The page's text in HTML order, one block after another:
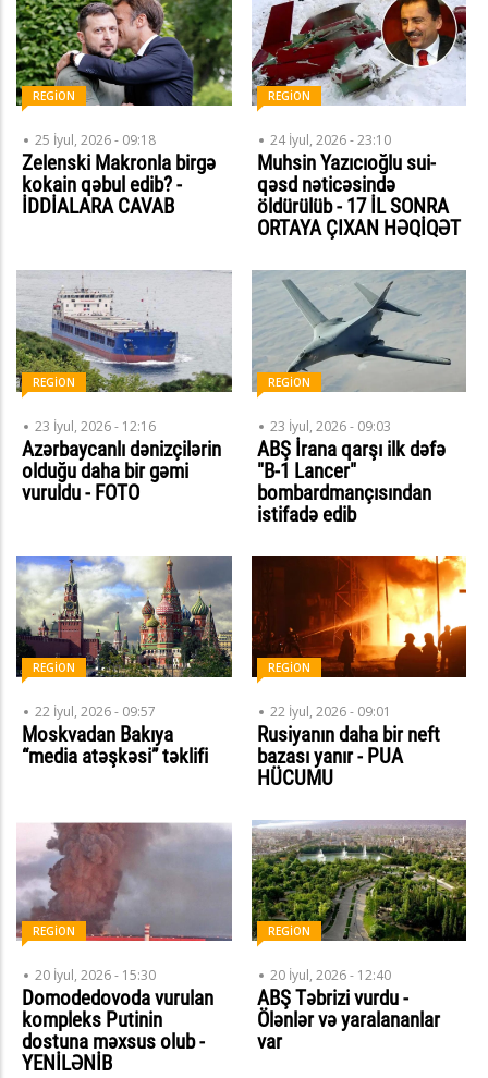
REGİON
25 İyul, 2026 - 09:18
Zelenski Makronla birgə
kokain qəbul edib? -
İDDİALARA CAVAB
REGİON
24 İyul, 2026 - 23:10
Muhsin Yazıcıoğlu sui-
qəsd nəticəsində
öldürülüb - 17 İL SONRA
ORTAYA ÇIXAN HƏQİQƏT
REGİON
23 İyul, 2026 - 12:16
Azərbaycanlı dənizçilərin
olduğu daha bir gəmi
vuruldu - FOTO
REGİON
23 İyul, 2026 - 09:03
ABŞ İrana qarşı ilk dəfə
"B-1 Lancer"
bombardmançısından
istifadə edib
REGİON
22 İyul, 2026 - 09:57
Moskvadan Bakıya
“media atəşkəsi” təklifi
REGİON
22 İyul, 2026 - 09:01
Rusiyanın daha bir neft
bazası yanır - PUA
HÜCUMU
REGİON
20 İyul, 2026 - 15:30
Domodedovoda vurulan
kompleks Putinin
dostuna məxsus olub -
YENİLƏNİB
REGİON
20 İyul, 2026 - 12:40
ABŞ Təbrizi vurdu -
Ölənlər və yaralananlar
var